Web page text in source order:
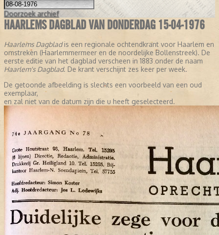
Doorzoek archief
HAARLEMS DAGBLAD VAN DONDERDAG 15-04-1976
Haarlems Dagbladis een regionale ochtendkrant voor Haarlem en
omstreken (Haarlemmermeer en de noordelijke Bollenstreek). De
eerste editie van het dagblad verscheen in 1883 onder de naam
Haarlem's Dagblad. De krant verschijnt zes keer per week.
De getoonde afbeelding is slechts een voorbeeld van een oud
exemplaar,
en zal niet van de datum zijn die u heeft geselecteerd.